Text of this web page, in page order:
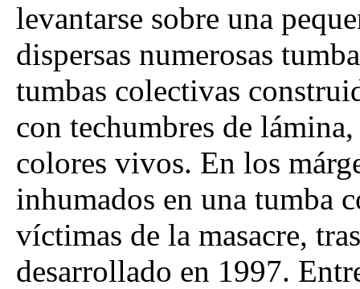
levantarse sobre una
dispersas numerosas
tumbas colectivas
con techumbres de
colores vivos. En los
inhumados en una tumba
víctimas de la masacre,
desarrollado en 1997.